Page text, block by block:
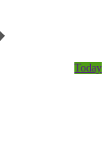
Today